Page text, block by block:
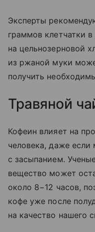
Эксперты
граммов клетчатки
на цельнозерновой
из ржаной муки
получить
Травяной
Кофеин влияет на
человека, даже
с засыпанием.
вещество может
около 8−12 часов,
кофе уже после
на качество нашего